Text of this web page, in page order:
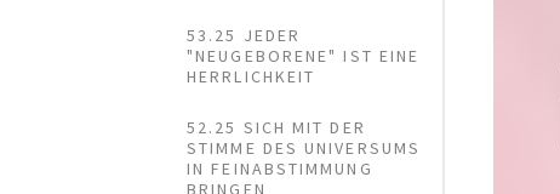
53.25 JEDER
"NEUGEBORENE" IST EINE
HERRLICHKEIT
52.25 SICH MIT DER
STIMME DES UNIVERSUMS
IN FEINABSTIMMUNG
BRINGEN